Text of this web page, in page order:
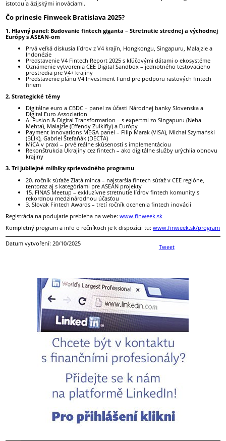
istotou a ázijskými inováciami.
Čo prinesie Finweek Bratislava 2025?
1. Hlavný panel: Budovanie fintech giganta – Stretnutie strednej a východnej
Európy s ASEAN-om
Prvá veľká diskusia lídrov z V4 krajín, Hongkongu, Singapuru, Malajzie a
Indonézie
Predstavenie V4 Fintech Report 2025 s kľúčovými dátami o ekosystéme
Oznámenie vytvorenia CEE Digital Sandbox – jednotného testovacieho
prostredia pre V4+ krajiny
Predstavenie plánu V4 Investment Fund pre podporu rastových fintech
firiem
2. Strategické témy
Digitálne euro a CBDC – panel za účasti Národnej banky Slovenska a
Digital Euro Association
AI Fusion & Digital Transformation – s expertmi zo Singapuru (Neha
Mehta), Malajzie (Effendy Zulkifly) a Európy
Payment Innovations MEGA panel – Filip Marak (VISA), Michał Szymański
(BLIK), Gabriel Štefaňák (DECTA)
MiCA v praxi – prvé reálne skúsenosti s implementáciou
Rekonštrukcia Ukrajiny cez fintech – ako digitálne služby urýchlia obnovu
krajiny
3. Tri jubilejné míľniky sprievodného programu
20. ročník súťaže Zlatá minca – najstaršia fintech súťaž v CEE regióne,
tentoraz aj s kategóriami pre ASEAN projekty
15. FINAS Meetup – exkluzívne stretnutie lídrov fintech komunity s
rekordnou medzinárodnou účasťou
3. Slovak Fintech Awards – tretí ročník ocenenia fintech inovácií
Registrácia na podujatie prebieha na webe:www.finweek.sk
Kompletný program a info o rečníkoch je k dispozícii tu:www.finweek.sk/program
Tweet
Datum vytvoření: 20/10/2025